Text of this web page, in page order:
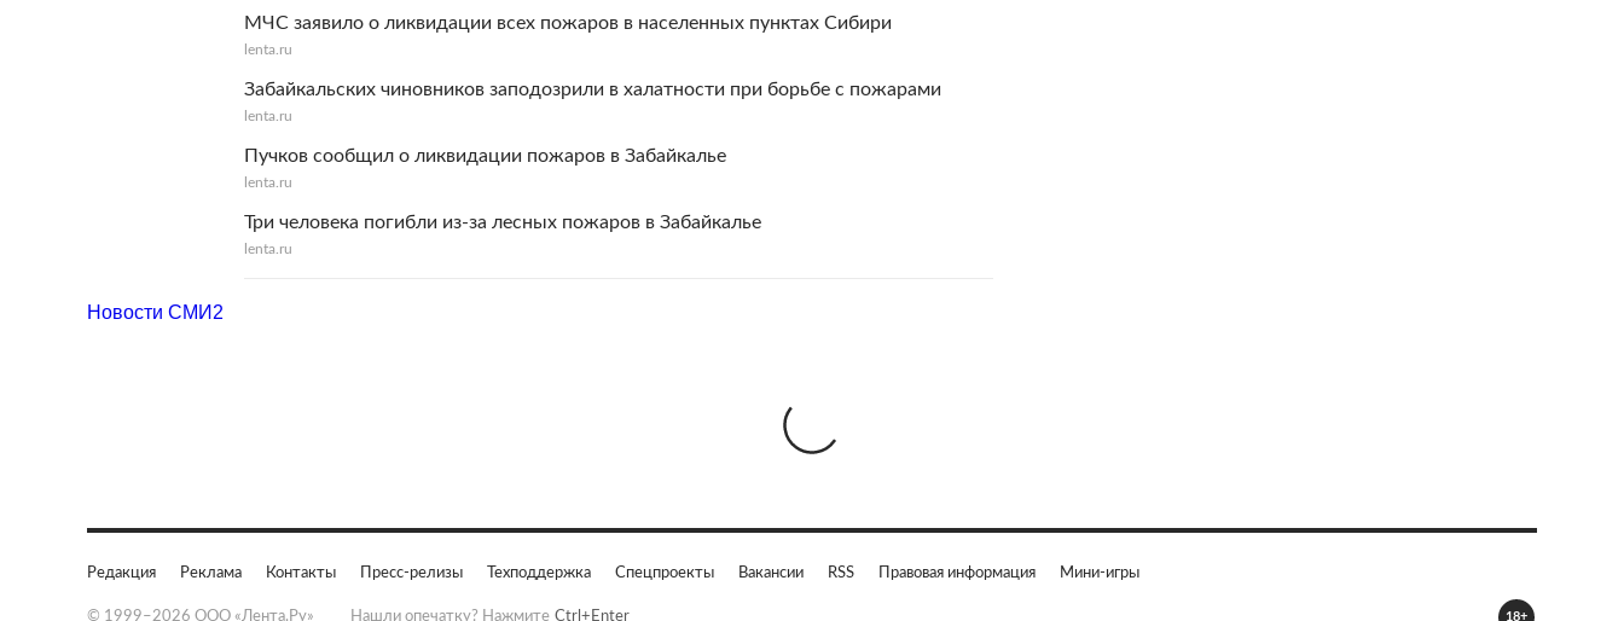
МЧС заявило о ликвидации всех пожаров в населенных пунктах Сибири
lenta.ru
Забайкальских чиновников заподозрили в халатности при борьбе с пожарами
lenta.ru
Пучков сообщил о ликвидации пожаров в Забайкалье
lenta.ru
Три человека погибли из-за лесных пожаров в Забайкалье
lenta.ru
Новости СМИ2
Редакция Реклама Контакты Пресс-релизы Техподдержка Спецпроекты Вакансии RSS Правовая информация Мини-игры
© 1999–2026 ООО «Лента.Ру» Нашли опечатку? Нажмите Ctrl+Enter 18+